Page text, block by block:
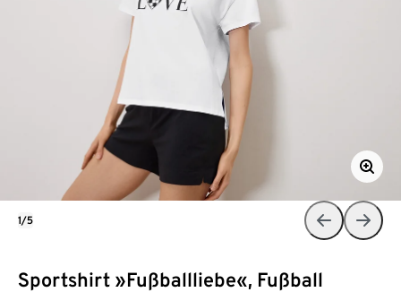
Sportshirt »Fußballliebe«, Fußball
1/5